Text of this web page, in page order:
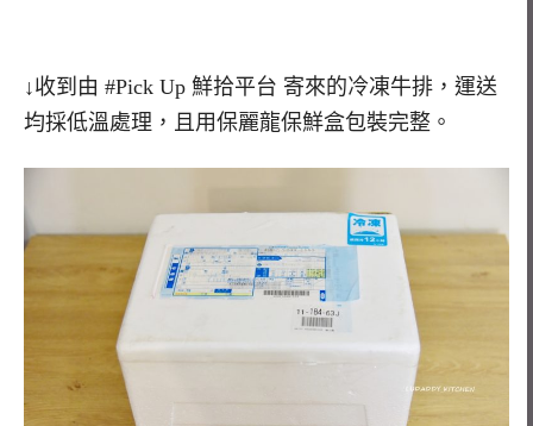
↓收到由 #Pick Up 鮮拾平台 寄來的冷凍牛排，運送
均採低溫處理，且用保麗龍保鮮盒包裝完整。